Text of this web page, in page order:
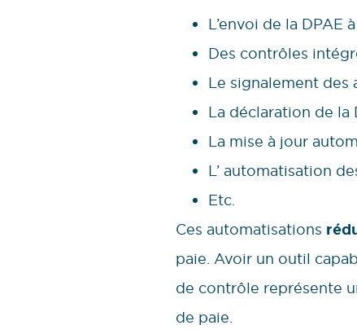
L’envoi de la DPAE
Des contrôles
Le signalement des
La déclaration de
La mise à jour
L’ automatisation
Etc.
Ces automatisations
paie. Avoir un outil
de contrôle représente
de paie.